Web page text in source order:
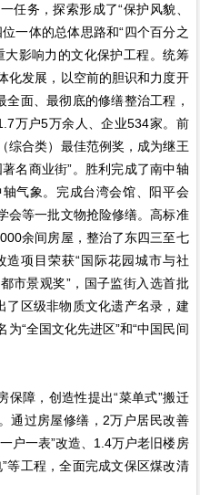
任务，探索形成了“保护风貌、
一体的总体思路和“四个百分之
影响力的文化保护工程。统筹
化发展，以空前的胆识和力度开
面、最彻底的修缮整治工程，
万户5万余人、企业534家。前
综合类）最佳范例奖，成为继王
名商业街”。胜利完成了南中轴
气象。完成台湾会馆、阳平会
会等一批文物抢险修缮。高标准
余间房屋，整治了东四三至七
项目荣获“国际花园城市与社
市景观奖”，国子监街入选首批
了区级非物质文化遗产名录，建
“全国文化先进区”和“中国民间
保障，创造性提出“菜单式”搬迁
通过房屋修缮，2万户居民改善
户一表”改造、1.4万户老旧楼房
等工程，全面完成文保区煤改清